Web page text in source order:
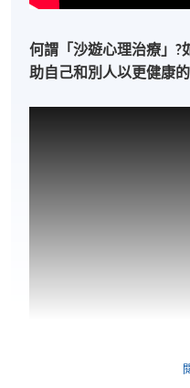
何謂「沙遊心理治療」?
助自己和別人以更健康